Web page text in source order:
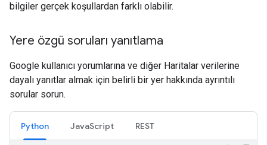
bilgiler gerçek koşullardan farklı olabilir.
Yere özgü soruları yanıtlama
Google kullanıcı yorumlarına ve diğer Haritalar verilerine
dayalı yanıtlar almak için belirli bir yer hakkında ayrıntılı
sorular sorun.
Python JavaScript REST